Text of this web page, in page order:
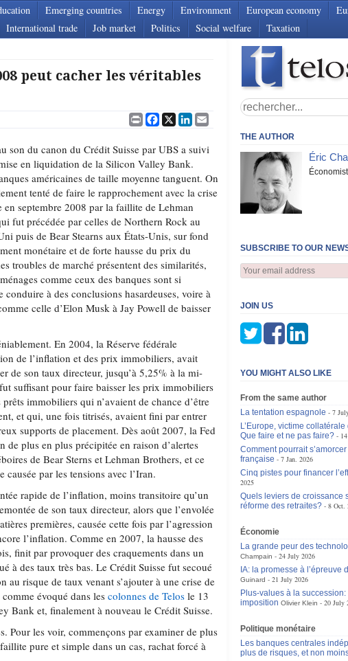
Emerging countries Energy Environment European economy
International trade Job market Politics Social welfare Taxation
peut cacher les véritables
PrintFacebook
X LinkedIn
Email
son du canon du Crédit Suisse par UBS a suivi
en liquidation de la Silicon Valley Bank.
américaines de taille moyenne tanguent. On
tenté de faire le rapprochement avec la crise
en septembre 2008 par la faillite de Lehman
fut précédée par celles de Northern Rock au
puis de Bear Stearns aux États-Unis, sur fond
monétaire et de forte hausse du prix du
troubles de marché présentent des similarités,
comme ceux des banques sont si
à des conclusions hasardeuses, voire à
celle d’Elon Musk à Jay Powell de baisser
En 2004, la Réserve fédérale
de l’inflation et des prix immobiliers, avait
de son taux directeur, jusqu’à 5,25% à la mi-
suffisant pour faire baisser les prix immobiliers
immobiliers qui n’avaient de chance d’être
et qui, une fois titrisés, avaient fini par entrer
supports de placement. Dès août 2007, la Fed
de plus en plus précipitée en raison d’alertes
de Bear Sterns et Lehman Brothers, et ce
par les tensions avec l’Iran.
rapide de l’inflation, moins transitoire qu’un
de son taux directeur, alors que l’envolée
premières, causée cette fois par l’agression
l’inflation. Comme en 2007, la hausse des
finit par provoquer des craquements dans un
à des taux très bas. Le Crédit Suisse fut secoué
au risque de taux venant s’ajouter à une crise de
évoqué dans lescolonnes de Telos le 13
Bank et, finalement à nouveau le Crédit Suisse.
Pour les voir, commençons par examiner de plus
pure et simple dans un cas, rachat forcé à
THE AUTHOR
Éric
SUBSCRIBE TO OUR
JOIN US
YOU MIGHT ALSO LIKE
From the same author
La tentation espagnole
7
L’Europe, victime
Que faire et ne pas faire?
Comment pourrait
française
7 Jan. 2026
Cinq pistes pour financer
2025
Quels leviers de croissance
réforme des retraites?
8 Oct.
Économie
La grande peur des
Champain
24 July 2026
IA: la promesse à l’épreuve
Guinard
21 July 2026
Plus-values à la
imposition Olivier Klein 20 July
Politique monétaire
Les banques centrales
plus de risques, et non